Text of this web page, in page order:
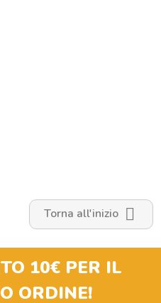
Torna all'inizio 
10€ PER IL
ORDINE!